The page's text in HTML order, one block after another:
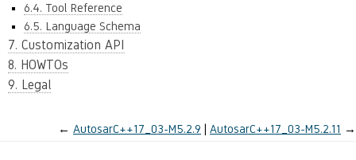
6.4. Tool Reference
6.5. Language Schema
7. Customization API
8. HOWTOs
9. Legal
← AutosarC++17_03-M5.2.9 AutosarC++17_03-M5.2.11 →